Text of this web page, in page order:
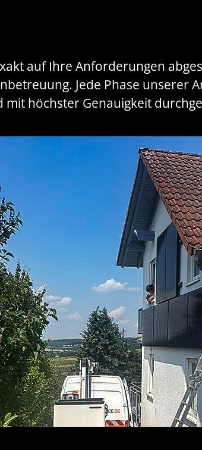
auf Ihre Anforderungen
Jede Phase unserer
mit höchster Genauigkeit